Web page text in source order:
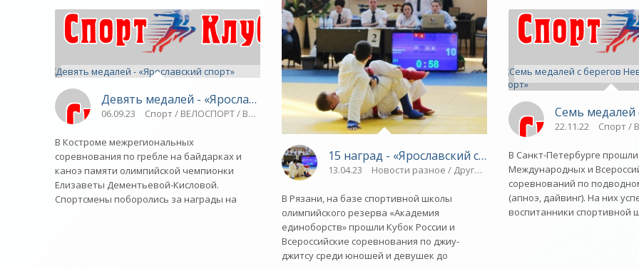
Девять медалей - «Ярославский спорт»
06.09.23 Спорт / ВЕЛОСПОРТ / Водные виды спорта / Плавание / Гребля / Новости разное / ТРАНСФЕРЫ /
В Костроме межрегиональных
соревнования по гребле на байдарках и
каноэ памяти олимпийской чемпионки
Елизаветы Дементьевой-Кисловой.
Спортсмены поборолись за награды на
15 наград - «Ярославский спорт»
13.04.23 Новости разное / Другие виды спорта / Плавание /
В Рязани, на базе спортивной школы
олимпийского резерва «Академия
единоборств» прошли Кубок России и
Всероссийские соревнования по джиу-
джитсу среди юношей и девушек до
Семь медалей
22.11.22 Спорт /
В Санкт-Петербурге прошли
Международных и
соревнований по
(апноэ, дайвинг). На них
воспитанники спортивной